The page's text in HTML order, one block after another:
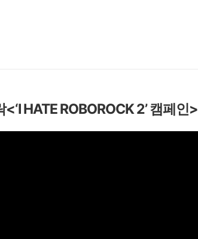
<‘I HATE ROBOROCK 2’ 캠페인>